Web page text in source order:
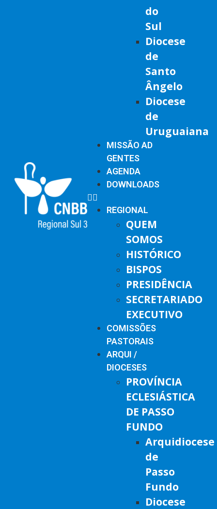
do
Sul
Diocese
de
Santo
Ângelo
Diocese
de
Uruguaiana
MISSÃO AD
GENTES
AGENDA
DOWNLOADS
REGIONAL
QUEM
SOMOS
HISTÓRICO
BISPOS
PRESIDÊNCIA
SECRETARIADO
EXECUTIVO
COMISSÕES
PASTORAIS
ARQUI /
DIOCESES
PROVÍNCIA
ECLESIÁSTICA
DE PASSO
FUNDO
Arquidiocese
de
Passo
Fundo
Diocese